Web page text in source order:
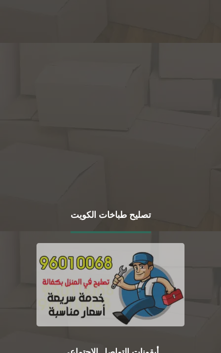
تصليح طباخات الكويت